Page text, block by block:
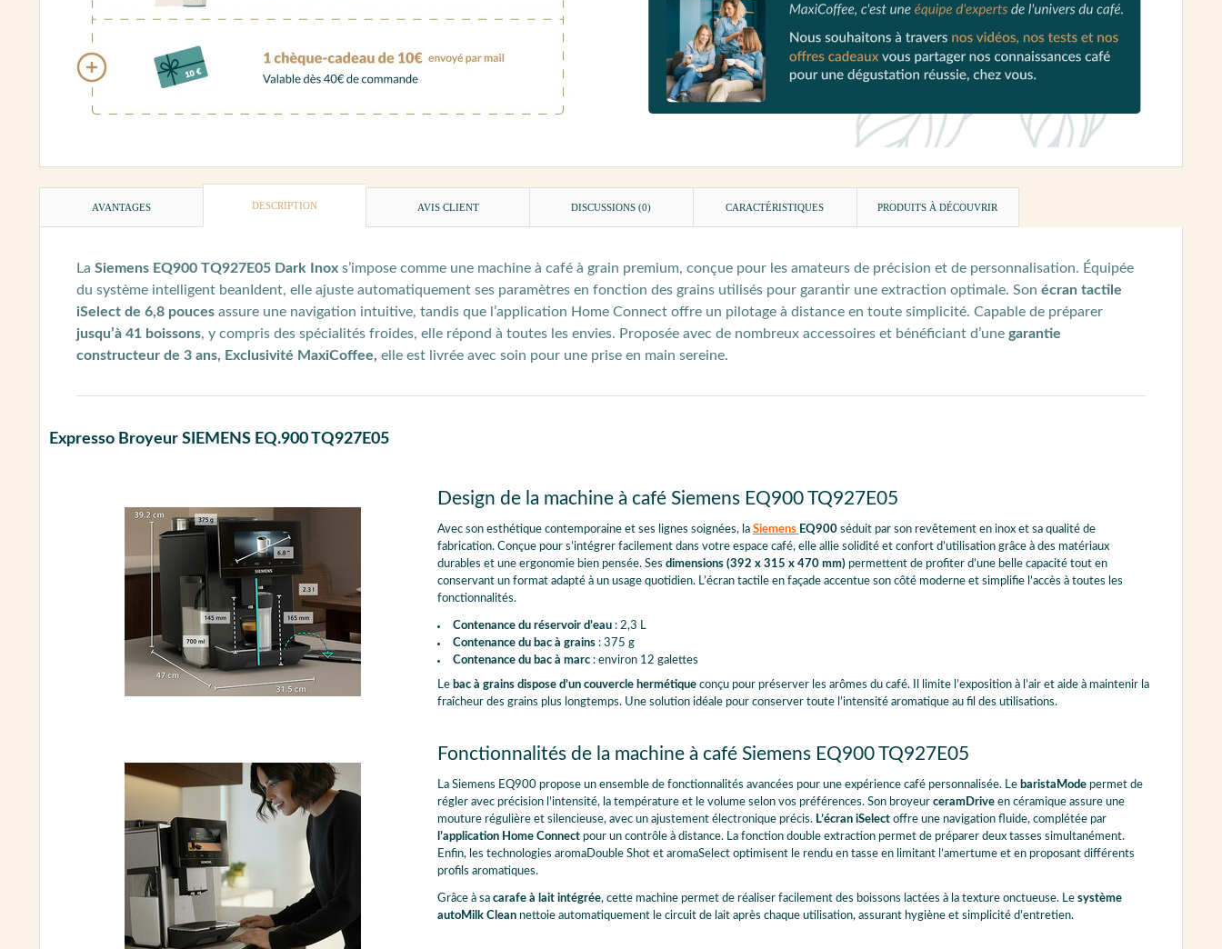
AVANTAGES DESCRIPTION AVIS CLIENT DISCUSSIONS (0) CARACTÉRISTIQUES PRODUITS À DÉCOUVRIR
La Siemens EQ900 TQ927E05 Dark Inox s’impose comme une machine à café à grain premium, conçue pour les amateurs de précision et de personnalisation. Équipée
du système intelligent beanIdent, elle ajuste automatiquement ses paramètres en fonction des grains utilisés pour garantir une extraction optimale. Son écran tactile
iSelect de 6,8 pouces assure une navigation intuitive, tandis que l’application Home Connect offre un pilotage à distance en toute simplicité. Capable de préparer
jusqu’à 41 boissons, y compris des spécialités froides, elle répond à toutes les envies. Proposée avec de nombreux accessoires et bénéficiant d’une garantie
constructeur de 3 ans, Exclusivité MaxiCoffee, elle est livrée avec soin pour une prise en main sereine.
Expresso Broyeur SIEMENS EQ.900 TQ927E05
Design de la machine à café Siemens EQ900 TQ927E05
Avec son esthétique contemporaine et ses lignes soignées, la Siemens EQ900séduit par son revêtement en inox et sa qualité de
fabrication. Conçue pour s’intégrer facilement dans votre espace café, elle allie solidité et confort d’utilisation grâce à des matériaux
durables et une ergonomie bien pensée. Ses dimensions (392 x 315 x 470 mm) permettent de profiter d’une belle capacité tout en
conservant un format adapté à un usage quotidien. L’écran tactile en façade accentue son côté moderne et simplifie l’accès à toutes les
fonctionnalités.
Contenance du réservoir d’eau: 2,3 L
Contenance du bac à grains: 375 g
Contenance du bac à marc : environ 12 galettes
Le bac à grains dispose d’un couvercle hermétique conçu pour préserver les arômes du café. Il limite l’exposition à l’air et aide à maintenir la
fraîcheur des grains plus longtemps. Une solution idéale pour conserver toute l’intensité aromatique au fil des utilisations.
Fonctionnalités de la machine à café Siemens EQ900 TQ927E05
La Siemens EQ900 propose un ensemble de fonctionnalités avancées pour une expérience café personnalisée. Le baristaModepermet de
régler avec précision l’intensité, la température et le volume selon vos préférences. Son broyeur ceramDrive en céramique assure une
mouture régulière et silencieuse, avec un ajustement électronique précis. L’écran iSelectoffre une navigation fluide, complétée par
l’application Home Connect pour un contrôle à distance. La fonction double extraction permet de préparer deux tasses simultanément.
Enfin, les technologies aromaDouble Shot et aromaSelect optimisent le rendu en tasse en limitant l’amertume et en proposant différents
profils aromatiques.
Grâce à sacarafe à lait intégrée, cette machine permet de réaliser facilement des boissons lactées à la texture onctueuse. Lesystème
autoMilk Cleannettoie automatiquement le circuit de lait après chaque utilisation, assurant hygiène et simplicité d’entretien.